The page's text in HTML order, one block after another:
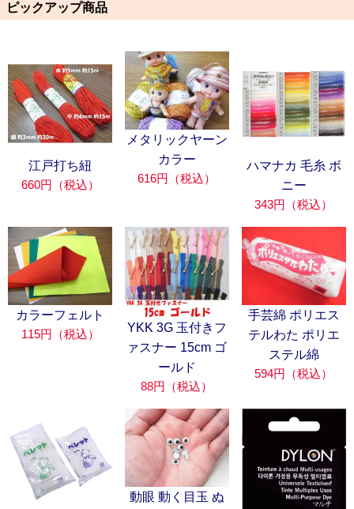
ピックアップ商品
江戸打ち紐
660円（税込）
メタリックヤーン
カラー
616円（税込）
ハマナカ 毛糸 ボ
ニー
343円（税込）
カラーフェルト
115円（税込）
YKK 3G 玉付きフ
ァスナー 15cm ゴ
ールド
88円（税込）
手芸綿 ポリエス
テルわた ポリエ
ステル綿
594円（税込）
動眼 動く目玉 ぬ